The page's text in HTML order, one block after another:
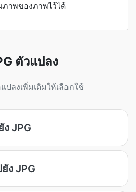
าพของภาพไว้ได้
ตัวแปลง
ปลงเพิ่มเติมให้เลือกใช้
ง JPG
ง JPG